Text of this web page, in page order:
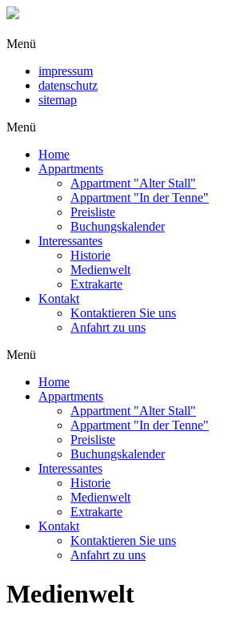
Menü
impressum
datenschutz
sitemap
Menü
Home
Appartments
Appartment "Alter Stall"
Appartment "In der Tenne"
Preisliste
Buchungskalender
Interessantes
Historie
Medienwelt
Extrakarte
Kontakt
Kontaktieren Sie uns
Anfahrt zu uns
Menü
Home
Appartments
Appartment "Alter Stall"
Appartment "In der Tenne"
Preisliste
Buchungskalender
Interessantes
Historie
Medienwelt
Extrakarte
Kontakt
Kontaktieren Sie uns
Anfahrt zu uns
Medienwelt